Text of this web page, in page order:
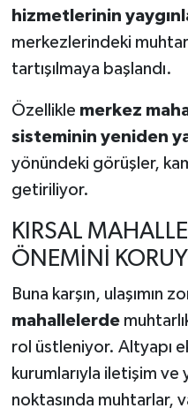
hizmetlerinin
merkezlerindeki
tartışılmaya başlandı.
Özellikle merkez
sisteminin yeniden
yönündeki görüşler,
getiriliyor.
KIRSAL
ÖNEMİNİ
Buna karşın, ulaşımın
mahallelerde
rol üstleniyor. Altyapı
kurumlarıyla iletişim ve
noktasında muhtarlar,